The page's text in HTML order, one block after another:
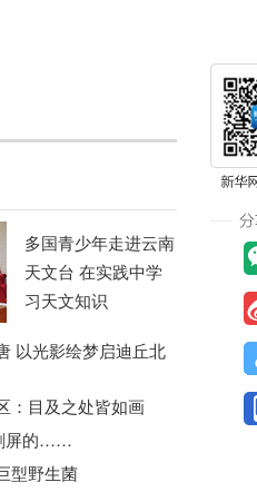
多国青少年走进云南
天文台 在实践中学
习天文知识
以光影绘梦启迪丘北
：目及之处皆如画
屏的……
型野生菌